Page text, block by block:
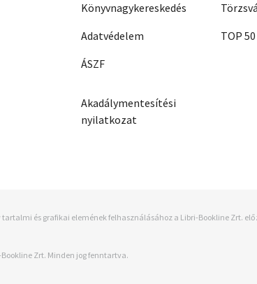
Könyvnagykereskedés
Adatvédelem
ÁSZF
Akadálymentesítési
nyilatkozat
TOP 50
és grafikai elemének felhasználásához a Libri-Bookline Zrt.
Bookline Zrt. Minden jog fenntartva.